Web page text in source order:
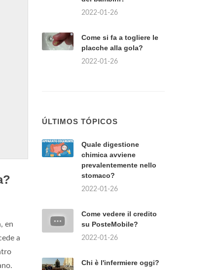
en
a
2022-01-26
Come si fa a togliere le
placche alla gola?
2022-01-26
ÚLTIMOS TÓPICOS
Quale digestione
chimica avviene
prevalentemente nello
stomaco?
2022-01-26
Come vedere il credito
su PosteMobile?
2022-01-26
Chi è l'infermiere oggi?